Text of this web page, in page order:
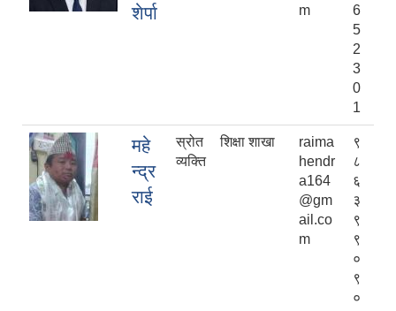
शेर्पा
m
6
5
2
3
0
1
महे
न्द्र
राई
स्रोत
व्यक्ति
शिक्षा शाखा
raima
hendr
a164
@gm
ail.co
m
९
८
६
३
९
९
०
९
०